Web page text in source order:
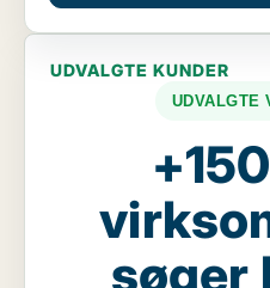
UDVALGTE KUNDER
UDVALGTE
søger